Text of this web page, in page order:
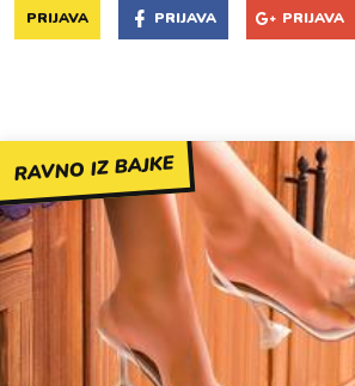
PRIJAVA PRIJAVA PRIJAVA
RAVNO IZ BAJKE